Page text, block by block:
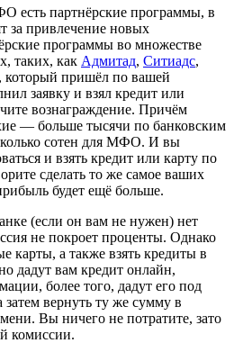
есть партнёрские программы, в
за привлечение новых
программы во множестве
таких, как Адмитад, Ситиадс,
который пришёл по вашей
заявку и взял кредит или
вознаграждение. Причём
— больше тысячи по банковским
сотен для МФО. И вы
и взять кредит или карту по
сделать то же самое ваших
будет ещё больше.
(если он вам не нужен) нет
не покроет проценты. Однако
карты, а также взять кредиты в
вам кредит онлайн,
более того, дадут его под
вернуть ту же сумму в
Вы ничего не потратите, зато
комиссии.